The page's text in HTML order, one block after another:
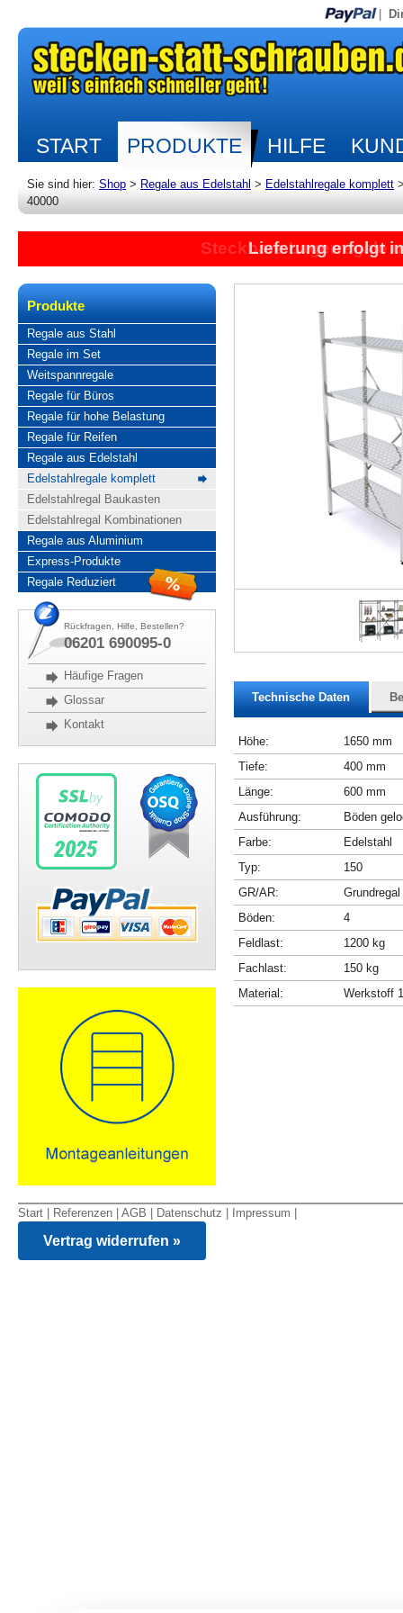
START PRODUKTE HILFE
Sie sind hier: Shop > Regale aus Edelstahl > Edelstahlregale komplett
40000
Lieferung erfolgt
Produkte
Regale aus Stahl
Regale im Set
Weitspannregale
Regale für Büros
Regale für hohe Belastung
Regale für Reifen
Regale aus Edelstahl
Edelstahlregale komplett
Edelstahlregal Baukasten
Edelstahlregal Kombinationen
Regale aus Aluminium
Express-Produkte
Regale Reduziert
Rückfragen, Hilfe, Bestellen?
06201 690095-0
Häufige Fragen
Glossar
Kontakt
Technische Daten
Höhe:
1650 mm
Tiefe:
400 mm
Länge:
600 mm
Ausführung:
Böden
Farbe:
Edelstahl
Typ:
150
GR/AR:
Grundregal
Böden:
4
Feldlast:
1200 kg
Fachlast:
150 kg
Material:
Werkstoff
Start Referenzen AGB Datenschutz Impressum
Vertrag widerrufen »